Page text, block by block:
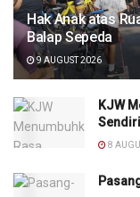
Hak Anak atas
Balap Sepeda
9 AUGUST 2026
KJW
Sendiri
8